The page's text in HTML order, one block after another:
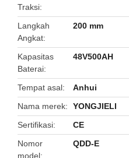
Traksi
Langkah
Angkat
200 mm
Kapasitas
Baterai
48V500AH
Tempat asal
Anhui
Nama merek
YONGJIELI
Sertifikasi
CE
Nomor
model
QDD-E